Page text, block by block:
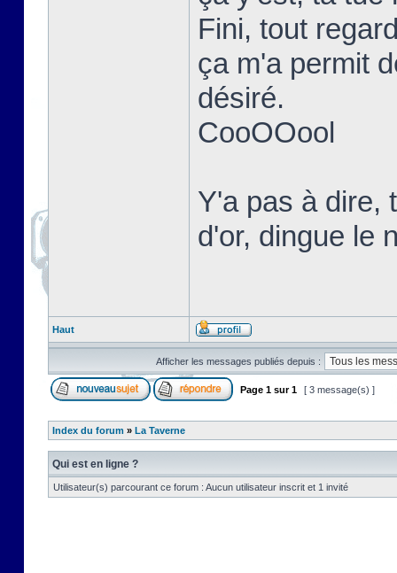
Fini, tout
ça m'a permit
désiré.
CooOOool
Y'a pas à dire,
d'or, dingue le
Haut
Afficher les messages publiés depuis :
Page 1 sur1 [ 3 message(s) ]
Index du forum » La Taverne
Qui est en ligne ?
Utilisateur(s) parcourant ce forum : Aucun utilisateur inscrit et 1 invité